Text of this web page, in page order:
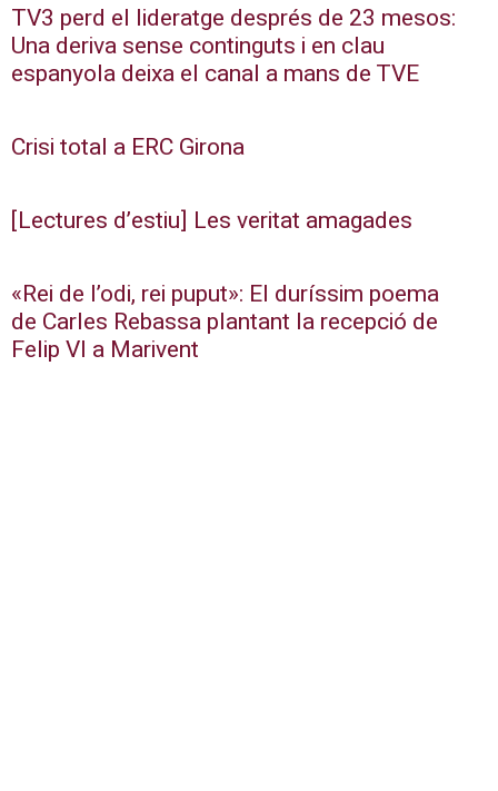
TV3 perd el lideratge després de 23 mesos:
Una deriva sense continguts i en clau
espanyola deixa el canal a mans de TVE
Crisi total a ERC Girona
[Lectures d’estiu] Les veritat amagades
«Rei de l’odi, rei puput»: El duríssim poema
de Carles Rebassa plantant la recepció de
Felip VI a Marivent